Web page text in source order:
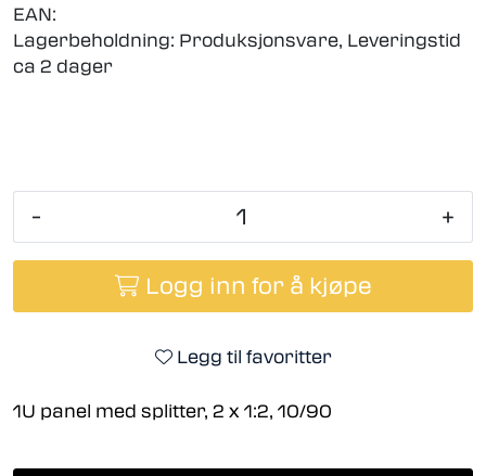
EAN:
Lagerbeholdning: Produksjonsvare, Leveringstid
ca 2 dager
- +
Logg inn for å kjøpe
Legg til favoritter
1U panel med splitter, 2 x 1:2, 10/90